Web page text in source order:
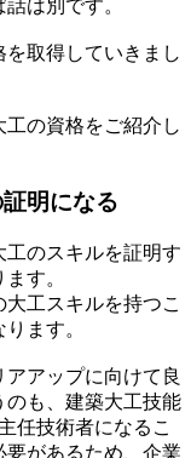
は別です。
取得していきまし
の資格をご紹介し
明になる
工のスキルを証明す
す。
工スキルを持つこ
ます。
アップに向けて良
のも、建築大工技能
任技術者になるこ
要があるため、企業